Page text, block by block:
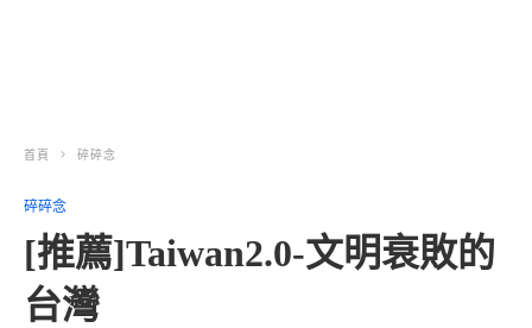
首頁 碎碎念
碎碎念
[推薦]Taiwan2.0-文明衰敗的
台灣